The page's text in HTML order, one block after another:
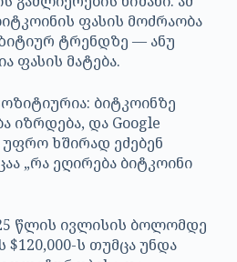
ფასის მოძრაობა
ტრენდზე — ანუ
ფასის მატება.
ბიტკოინზე
იზრდება, და Google
ხშირად ეძებენ
„რა ეღირება ბიტკოინი
წლის ივლისის ბოლომდე
ს თუმცა უნდა